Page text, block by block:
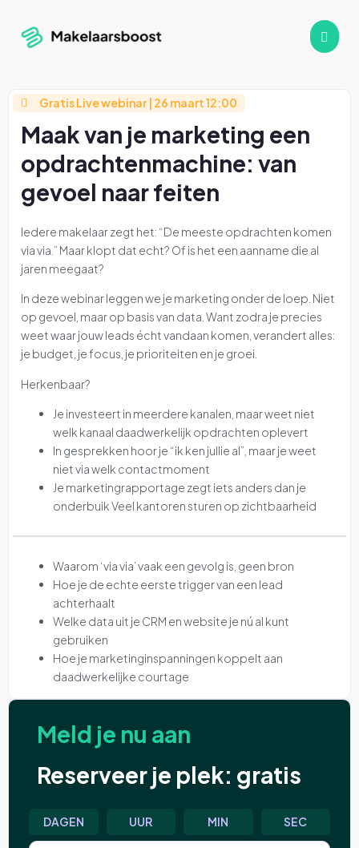
Gratis Live webinar | 26 maart 12:00
Maak van je marketing een
opdrachtenmachine: van
gevoel naar feiten
Iedere makelaar zegt het: “De meeste opdrachten komen
via via.” Maar klopt dat echt? Of is het een aanname die al
jaren meegaat?
In deze webinar leggen we je marketing onder de loep. Niet
op gevoel, maar op basis van data. Want zodra je precies
weet waar jouw leads écht vandaan komen, verandert alles:
je budget, je focus, je prioriteiten en je groei.
Herkenbaar?
Je investeert in meerdere kanalen, maar weet niet
welk kanaal daadwerkelijk opdrachten oplevert
In gesprekken hoor je “ik ken jullie al”, maar je weet
niet via welk contactmoment
Je marketingrapportage zegt iets anders dan je
onderbuik Veel kantoren sturen op zichtbaarheid
Waarom ‘via via’ vaak een gevolg is, geen bron
Hoe je de echte eerste trigger van een lead
achterhaalt
Welke data uit je CRM en website je nú al kunt
gebruiken
Hoe je marketinginspanningen koppelt aan
daadwerkelijke courtage
Meld je nu aan
Reserveer je plek: gratis
DAGEN UUR MIN SEC